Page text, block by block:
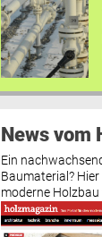
News vom
Ein
Baumaterial?
moderne